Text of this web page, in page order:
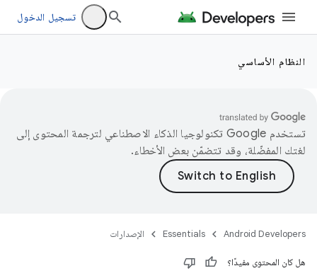
تسجيل الدخول
النظام الأساسي
تستخدم Google تكنولوجيا الذكاء الاصطناعي لترجمة المحتوى إلى
لغتك المفضّلة، وقد تتضمّن بعض الأخطاء.
Android Developers
Essentials الإصدارات
هل كان المحتوى مفيدًا؟